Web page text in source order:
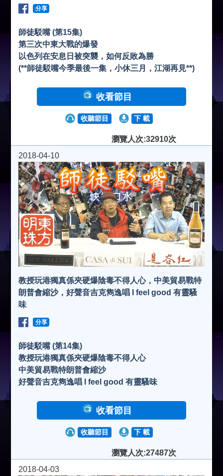
分享
師徒駁嘴 (第15集)
第三次中東大戰的爆發
以色列在安息日被突襲，如何反敗為勝
(**師徒駁嘴今季最後一集，小休三月，江湖再見**)
收看節目
收聽節目 下 載
瀏覽人次:32910次
2018-04-10
教授玩港獨真係夾硬爆陰毒不得人心，中美貿易戰特
朗普會縮沙，好聲音吉克雋逸唱 I feel good 有靈騷
味
分享
師徒駁嘴 (第14集)
教授玩港獨真係夾硬爆陰毒不得人心
中美貿易戰特朗普會縮沙
好聲音吉克雋逸唱 I feel good 有靈騷味
收看節目
收聽節目 下 載
瀏覽人次:27487次
2018-04-03